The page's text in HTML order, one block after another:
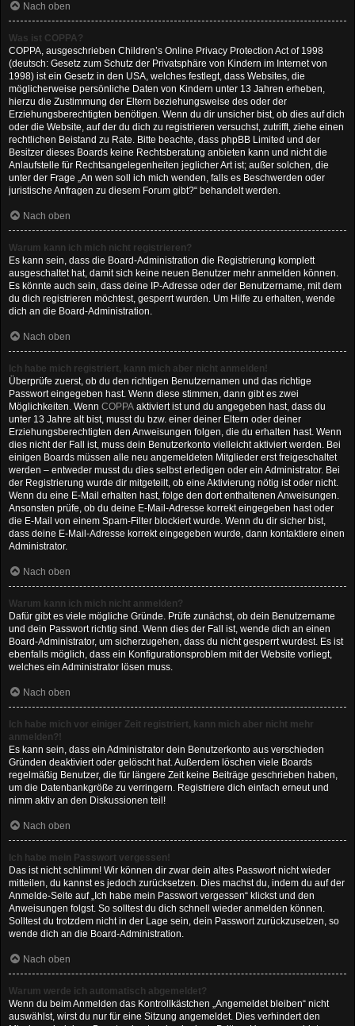
Nach oben
Was ist COPPA?
COPPA, ausgeschrieben Children’s Online Privacy Protection Act of 1998
(deutsch: Gesetz zum Schutz der Privatsphäre von Kindern im Internet von
1998) ist ein Gesetz in den USA, welches festlegt, dass Websites, die
möglicherweise persönliche Daten von Kindern unter 13 Jahren erheben,
hierzu die Zustimmung der Eltern beziehungsweise des oder der
Erziehungsberechtigten benötigen. Wenn du dir unsicher bist, ob dies auf dich
oder die Website, auf der du dich zu registrieren versuchst, zutrifft, ziehe einen
rechtlichen Beistand zu Rate. Bitte beachte, dass phpBB Limited und der
Besitzer dieses Boards keine Rechtsberatung anbieten kann und nicht die
Anlaufstelle für Rechtsangelegenheiten jeglicher Art ist; außer solchen, die
unter der Frage „An wen soll ich mich wenden, falls es Beschwerden oder
juristische Anfragen zu diesem Forum gibt?“ behandelt werden.
Nach oben
Warum kann ich mich nicht registrieren?
Es kann sein, dass die Board-Administration die Registrierung komplett
ausgeschaltet hat, damit sich keine neuen Benutzer mehr anmelden können.
Es könnte auch sein, dass deine IP-Adresse oder der Benutzername, mit dem
du dich registrieren möchtest, gesperrt wurden. Um Hilfe zu erhalten, wende
dich an die Board-Administration.
Nach oben
Ich habe mich registriert, kann mich aber nicht anmelden!
Überprüfe zuerst, ob du den richtigen Benutzernamen und das richtige
Passwort eingegeben hast. Wenn diese stimmen, dann gibt es zwei
Möglichkeiten. Wenn COPPA aktiviert ist und du angegeben hast, dass du
unter 13 Jahre alt bist, musst du bzw. einer deiner Eltern oder deiner
Erziehungsberechtigten den Anweisungen folgen, die du erhalten hast. Wenn
dies nicht der Fall ist, muss dein Benutzerkonto vielleicht aktiviert werden. Bei
einigen Boards müssen alle neu angemeldeten Mitglieder erst freigeschaltet
werden – entweder musst du dies selbst erledigen oder ein Administrator. Bei
der Registrierung wurde dir mitgeteilt, ob eine Aktivierung nötig ist oder nicht.
Wenn du eine E-Mail erhalten hast, folge den dort enthaltenen Anweisungen.
Ansonsten prüfe, ob du deine E-Mail-Adresse korrekt eingegeben hast oder
die E-Mail von einem Spam-Filter blockiert wurde. Wenn du dir sicher bist,
dass deine E-Mail-Adresse korrekt eingegeben wurde, dann kontaktiere einen
Administrator.
Nach oben
Warum kann ich mich nicht anmelden?
Dafür gibt es viele mögliche Gründe. Prüfe zunächst, ob dein Benutzername
und dein Passwort richtig sind. Wenn dies der Fall ist, wende dich an einen
Board-Administrator, um sicherzugehen, dass du nicht gesperrt wurdest. Es ist
ebenfalls möglich, dass ein Konfigurationsproblem mit der Website vorliegt,
welches ein Administrator lösen muss.
Nach oben
Ich habe mich vor einiger Zeit registriert, kann mich aber nicht mehr
anmelden?!
Es kann sein, dass ein Administrator dein Benutzerkonto aus verschieden
Gründen deaktiviert oder gelöscht hat. Außerdem löschen viele Boards
regelmäßig Benutzer, die für längere Zeit keine Beiträge geschrieben haben,
um die Datenbankgröße zu verringern. Registriere dich einfach erneut und
nimm aktiv an den Diskussionen teil!
Nach oben
Ich habe mein Passwort vergessen!
Das ist nicht schlimm! Wir können dir zwar dein altes Passwort nicht wieder
mitteilen, du kannst es jedoch zurücksetzen. Dies machst du, indem du auf der
Anmelde-Seite auf „Ich habe mein Passwort vergessen“ klickst und den
Anweisungen folgst. So solltest du dich schnell wieder anmelden können.
Solltest du trotzdem nicht in der Lage sein, dein Passwort zurückzusetzen, so
wende dich an die Board-Administration.
Nach oben
Warum werde ich automatisch abgemeldet?
Wenn du beim Anmelden das Kontrollkästchen „Angemeldet bleiben“ nicht
auswählst, wirst du nur für eine Sitzung angemeldet. Dies verhindert den